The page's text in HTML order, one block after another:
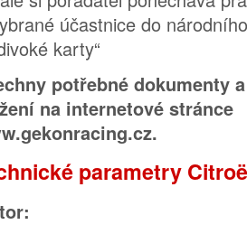
účastnice do
karty“
potřebné dokumenty
na internetové stránce
parametry